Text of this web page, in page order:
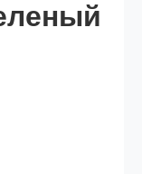
6 месяцев -